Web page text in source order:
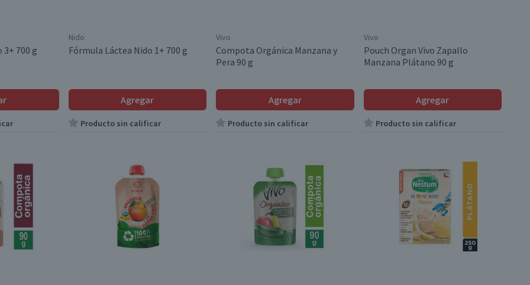
3+ 700 g
Nido
Fórmula Láctea Nido 1+ 700 g
Agregar
Producto sin calificar
Vivo
Compota Orgánica Manzana y
Pera 90 g
Agregar
Producto sin calificar
Vivo
Pouch Organ Vivo Zapallo
Manzana Plátano 90 g
Agregar
Producto sin calificar